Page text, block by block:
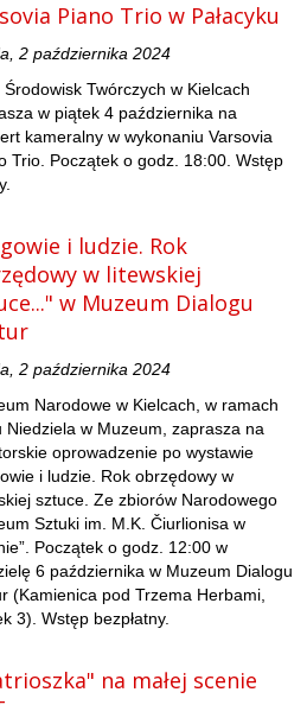
Piano Trio w Pałacyku
2 października 2024
Środowisk Twórczych w Kielcach
w piątek 4 października na
kameralny w wykonaniu Varsovia
Trio. Początek o godz. 18:00. Wstęp
i ludzie. Rok
w litewskiej
w Muzeum Dialogu
2 października 2024
Narodowe w Kielcach, w ramach
Niedziela w Muzeum, zaprasza na
oprowadzenie po wystawie
i ludzie. Rok obrzędowy w
sztuce. Ze zbiorów Narodowego
Sztuki im. M.K. Čiurlionisa w
Początek o godz. 12:00 w
6 października w Muzeum Dialogu
(Kamienica pod Trzema Herbami,
3). Wstęp bezpłatny.
na małej scenie